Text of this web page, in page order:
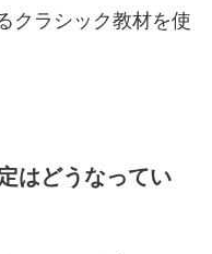
クラシック教材を使
はどうなってい